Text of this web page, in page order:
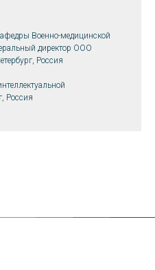
Военно-медицинской
директор ООО
Россия
Россия